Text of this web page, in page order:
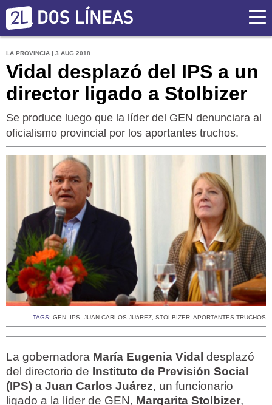
LA PROVINCIA | 3 AUG 2018
Vidal desplazó del IPS a un
director ligado a Stolbizer
Se produce luego que la líder del GEN denunciara al
oficialismo provincial por los aportantes truchos.
TAGS: GEN, IPS, JUAN CARLOS JUáREZ, STOLBIZER, APORTANTES TRUCHOS
La gobernadora María Eugenia Vidal desplazó
del directorio de Instituto de Previsión Social
(IPS) a Juan Carlos Juárez, un funcionario
ligado a la líder de GEN, Margarita Stolbizer,